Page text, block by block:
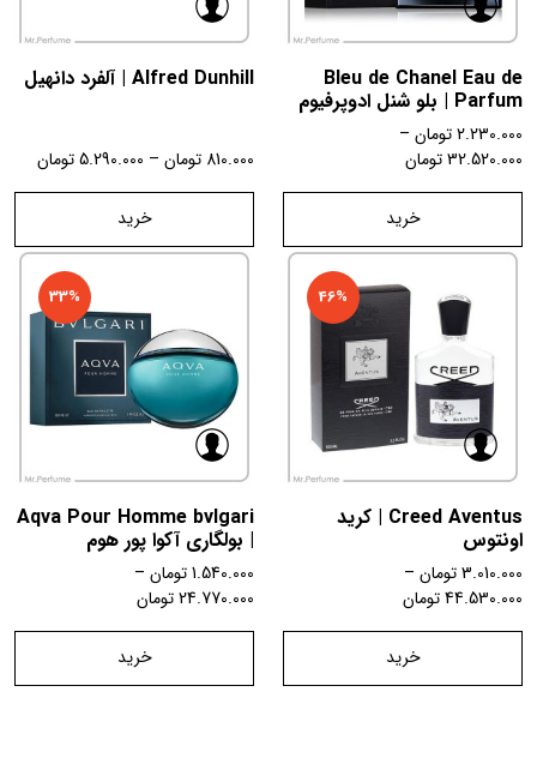
Bleu de Chanel Eau de
Parfum | بلو شنل ادوپرفیوم
2.230.000تومان –
32.520.000تومان
خرید
Alfred Dunhill | آلفرد دانهیل
810.000 تومان –
5.290.000تومان
خرید
46%
Creed Aventus | کرید
اونتوس
3.010.000تومان –
44.530.000تومان
خرید
33%
Aqva Pour Homme bvlgari
| بولگاری آکوا پور هوم
1.540.000تومان –
24.770.000تومان
خرید